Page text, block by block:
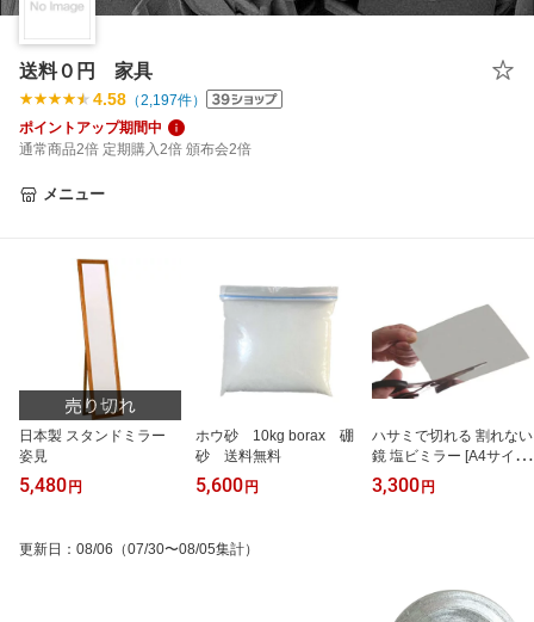
送料０円 家具
4.58 （2,197件）
ポイントアップ期間中
通常商品2倍 定期購入2倍 頒布会2倍
メニュー
日本製 スタンドミラー
姿見
5,480 円
ホウ砂 10kg borax 硼
砂 送料無料
5,600 円
ハサミで切れる 割れない
鏡 塩ビミラー [A4サイズ
厚さ0.5mm] 4枚セット 3
000円 ポッキリ 送料無料
3,300 円
更新日 ： 08/06 （07/30〜08/05集計）